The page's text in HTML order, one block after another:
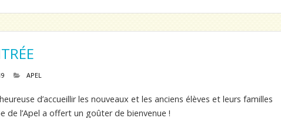
APEL
d’accueillir les nouveaux et les anciens élèves et leurs familles
de l’Apel a offert un goûter de bienvenue !